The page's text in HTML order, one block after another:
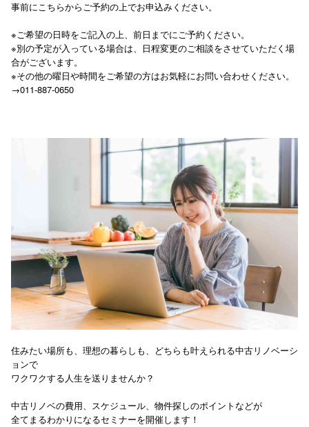
事前にこちらからご予約の上でお申込みください。
※ご希望の日時をご記入の上、前日までにご予約ください。
※別の予定が入っている場合は、日程変更のご相談をさせていただく場
合がございます。
※その他の曜日や時間をご希望の方はお気軽にお問い合わせください。
→011-887-0650
住みたい場所も、理想の暮らしも、どちらも叶えられる中古リノベーシ
ョンで
ワクワクする人生を送りませんか？
中古リノベの費用、スケジュール、物件探しのポイントなどが
全てまるわかりになるセミナーを開催します！